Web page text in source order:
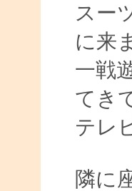
スー
に来
一戦
てき
テレ
隣に